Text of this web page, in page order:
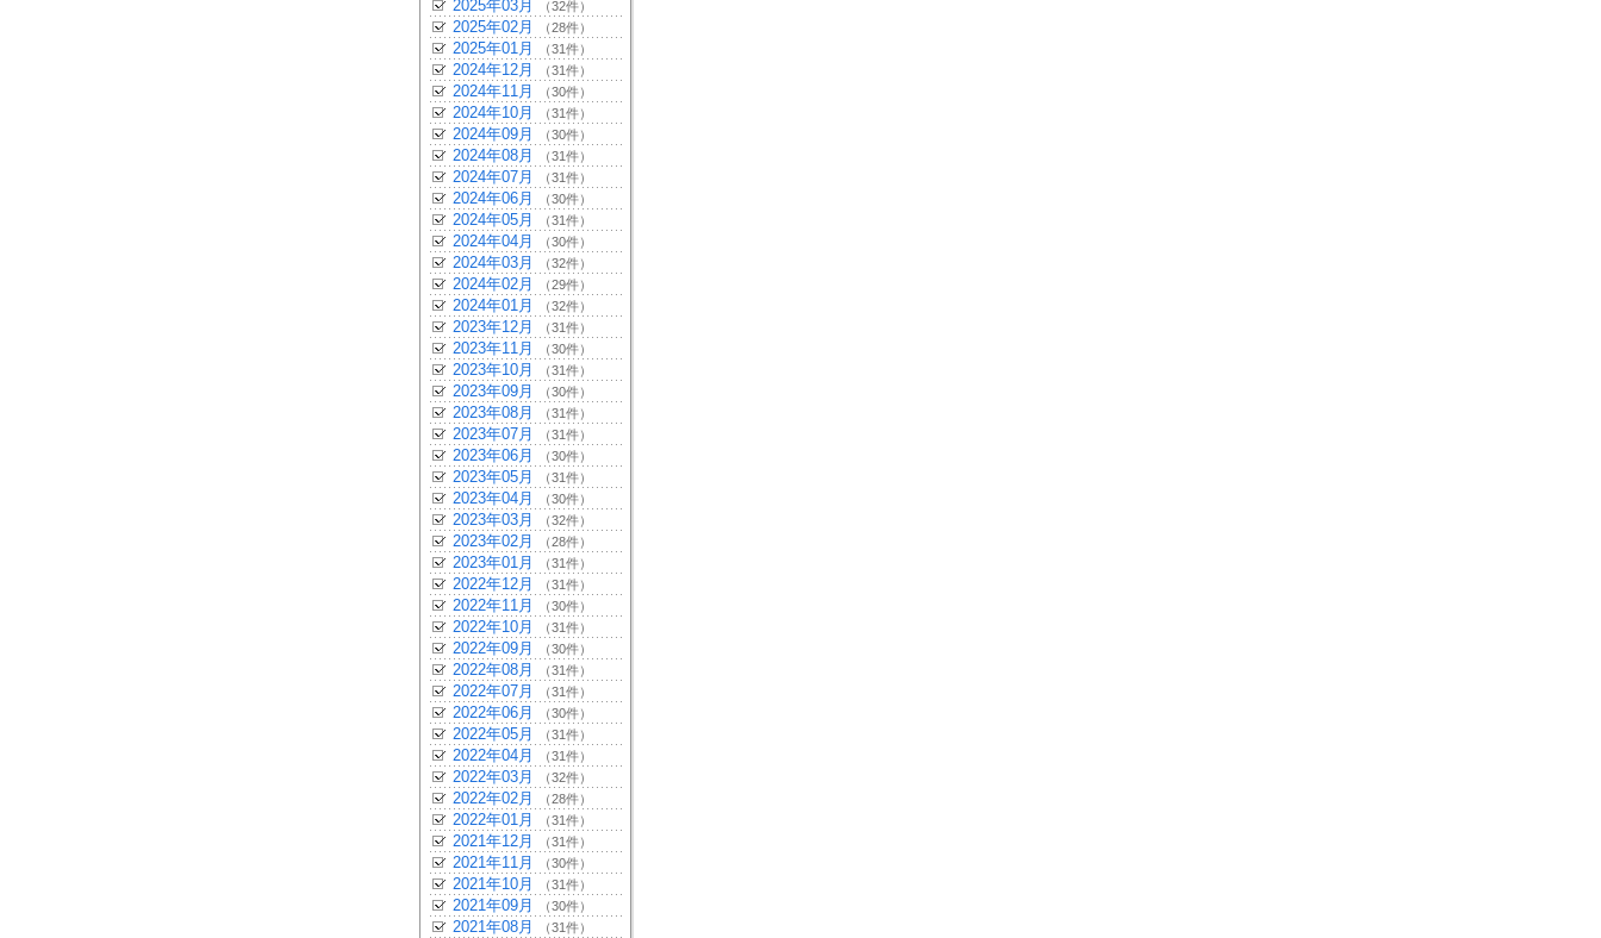
2025年03月 （32件）
2025年02月 （28件）
2025年01月 （31件）
2024年12月 （31件）
2024年11月 （30件）
2024年10月 （31件）
2024年09月 （30件）
2024年08月 （31件）
2024年07月 （31件）
2024年06月 （30件）
2024年05月 （31件）
2024年04月 （30件）
2024年03月 （32件）
2024年02月 （29件）
2024年01月 （32件）
2023年12月 （31件）
2023年11月 （30件）
2023年10月 （31件）
2023年09月 （30件）
2023年08月 （31件）
2023年07月 （31件）
2023年06月 （30件）
2023年05月 （31件）
2023年04月 （30件）
2023年03月 （32件）
2023年02月 （28件）
2023年01月 （31件）
2022年12月 （31件）
2022年11月 （30件）
2022年10月 （31件）
2022年09月 （30件）
2022年08月 （31件）
2022年07月 （31件）
2022年06月 （30件）
2022年05月 （31件）
2022年04月 （31件）
2022年03月 （32件）
2022年02月 （28件）
2022年01月 （31件）
2021年12月 （31件）
2021年11月 （30件）
2021年10月 （31件）
2021年09月 （30件）
2021年08月 （31件）